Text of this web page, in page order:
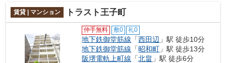
賃貸 | マンション トラスト王子町
仲手無料 敷0 礼0
地下鉄御堂筋線 「西田辺 」駅 徒歩10分
地下鉄御堂筋線 「昭和町 」駅 徒歩13分
阪堺電軌上町線 「北畠 」駅 徒歩6分